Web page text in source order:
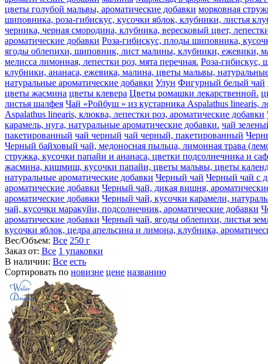
цветы голубой мальвы, ароматические добавки морковная
шиповника, роза-гибискус, кусочки яблок, клубники, листья
черника, черная смородина, клубника, вересковый цвет,
ароматические добавки Роза-гибискус, плоды шиповника,
ягоды облепихи, шиповник, лист малины, клубники, ежевики,
мелисса лимонная, лепестки роз, мята перечная. Роза-гибискус,
клубники, ананаса, ежевика, малина, цветы мальвы,
натуральные ароматические добавки Улун Фигурный белый чай
цветы жасмина цветы клевера Цветы ромашки лекарственной.
листья шалфея Чай «Ройбуш » из кустарника Aspalathus linearis,
Aspalathus linearis, клюква, лепестки роз, ароматические добавки
карамель, нуга, натуральные ароматические добавки. чай
пакетированный чай черный чай черный, пакетированный
Черный байховый чай, медоносная пыльца, лимонная трава
стружка, кусочки папайи и ананаса, цветки подсолнечника и
жасмина, кишмиш, кусочки папайи, цветы мальвы, цветы
натуральные ароматические добавки Черный чай Черный чай с
ароматические добавки Черный чай, дикая вишня,
ароматические добавки Черный чай, кусочки карамели,
чай, кусочки маракуйи, подсолнечник, ароматические добавки
ароматические добавки Черный чай, ягоды облепихи, листья
кусочки яблок, цедра апельсина и лимона, клубника,
Вес/Объем: Все 250 г
Заказ от: Все 1 упаковки
В наличии: Все есть
Сортировать по новизне цене названию